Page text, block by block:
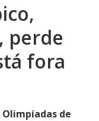
perde
fora
de